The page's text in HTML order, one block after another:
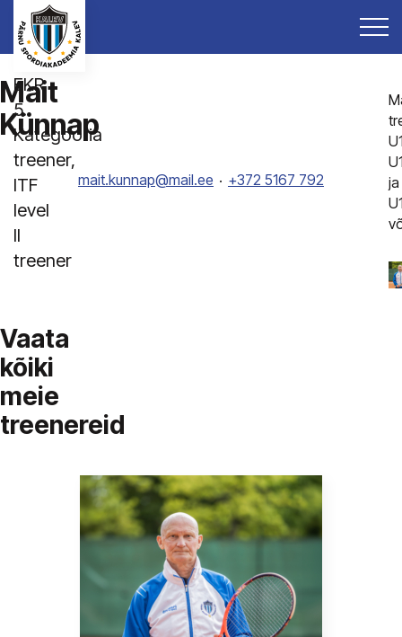
Mait
Künnap
EKR
5.
Kategooria
treener,
ITF
level
II
treener
mait.kunnap@mail.ee +372 5167 792
ja
Vaata
kõiki
meie
treenereid